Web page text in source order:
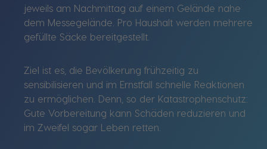
jeweils am Nachmittag auf einem Gelände nahe
dem Messegelände. Pro Haushalt werden mehrere
gefüllte Säcke bereitgestellt.
Ziel ist es, die Bevölkerung frühzeitig zu
sensibilisieren und im Ernstfall schnelle Reaktionen
zu ermöglichen. Denn, so der Katastrophenschutz:
Gute Vorbereitung kann Schäden reduzieren und
im Zweifel sogar Leben retten.